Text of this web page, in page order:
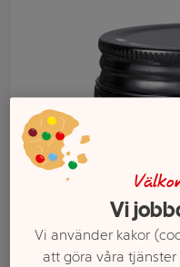
Vi
Vi använder kakor
att göra våra